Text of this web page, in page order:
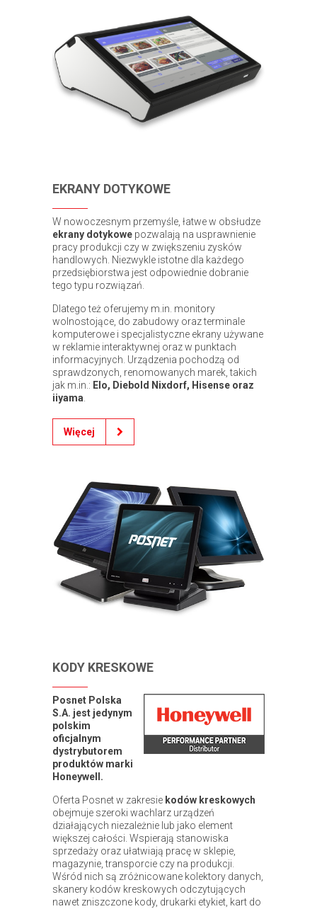
EKRANY DOTYKOWE
W nowoczesnym przemyśle, łatwe w obsłudze
ekrany dotykowe pozwalają na usprawnienie
pracy produkcji czy w zwiększeniu zysków
handlowych. Niezwykle istotne dla każdego
przedsiębiorstwa jest odpowiednie dobranie
tego typu rozwiązań.
Dlatego też oferujemy m.in. monitory
wolnostojące, do zabudowy oraz terminale
komputerowe i specjalistyczne ekrany używane
w reklamie interaktywnej oraz w punktach
informacyjnych. Urządzenia pochodzą od
sprawdzonych, renomowanych marek, takich
jak m.in.: Elo, Diebold Nixdorf, Hisense oraz
iiyama
Więcej
KODY KRESKOWE
Posnet Polska
S.A. jest jedynym
polskim
oficjalnym
dystrybutorem
produktów marki
Honeywell.
Oferta Posnet w zakresie kodów kreskowych
obejmuje szeroki wachlarz urządzeń
działających niezależnie lub jako element
większej całości. Wspierają stanowiska
sprzedaży oraz ułatwiają pracę w sklepie,
magazynie, transporcie czy na produkcji.
Wśród nich są zróżnicowane kolektory danych,
skanery kodów kreskowych odczytujących
nawet zniszczone kody, drukarki etykiet, kart do